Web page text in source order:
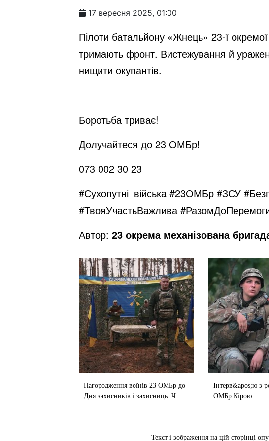
17 вересня 2025, 01:00
Пілоти батальйону «Жнець» 23-ї
тримають фронт. Вистежування й
нищити окупантів.
Боротьба триває!
Долучайтеся до 23 ОМБр!
073 002 30 23
#Сухопутні_війська #23ОМБр #ЗСУ
#ТвояУчастьВажлива
Автор: 23 окрема механізована
Нагородження воїнів 23 ОМБр до
Дня захисників і захисниць. Ч...
Інтерв&apos;ю з
ОМБр Кірою
Текст і зображення на цій сторінці